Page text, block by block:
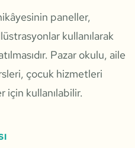
paneller,
kullanılarak
Pazar okulu, aile
çocuk hizmetleri
için kullanılabilir.